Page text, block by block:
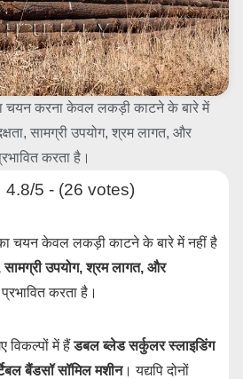
चयन करना केवल लकड़ी काटने के बारे में
सामग्री उपयोग, श्रम लागत, और
करता है।
4.8/5 - (26 votes)
चयन केवल लकड़ी काटने के बारे में नहीं है
सामग्री उपयोग, श्रम लागत, और
करता है।
विकल्पों में हैंडबल ब्लेड सर्कुलर स्लाइडिंग
बैंडसॉ सॉमिल मशीन। यद्यपि दोनों